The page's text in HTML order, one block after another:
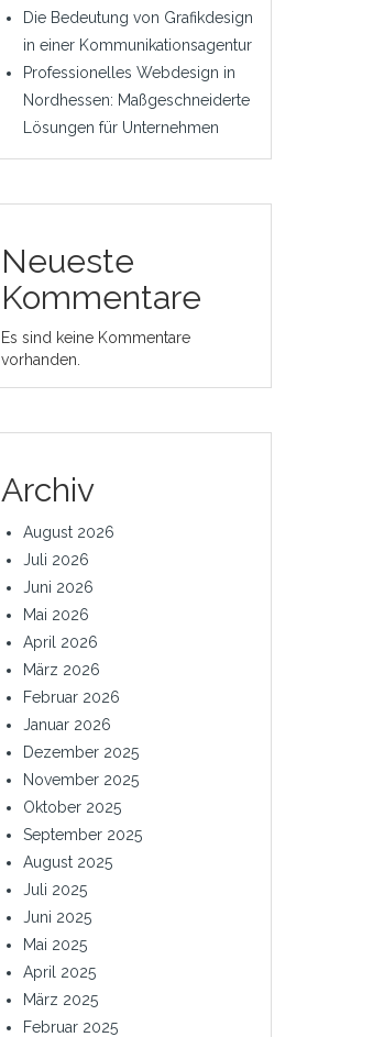
Die Bedeutung von Grafikdesign
in einer Kommunikationsagentur
Professionelles Webdesign in
Nordhessen: Maßgeschneiderte
Lösungen für Unternehmen
Neueste
Kommentare
Es sind keine Kommentare
vorhanden.
Archiv
August 2026
Juli 2026
Juni 2026
Mai 2026
April 2026
März 2026
Februar 2026
Januar 2026
Dezember 2025
November 2025
Oktober 2025
September 2025
August 2025
Juli 2025
Juni 2025
Mai 2025
April 2025
März 2025
Februar 2025